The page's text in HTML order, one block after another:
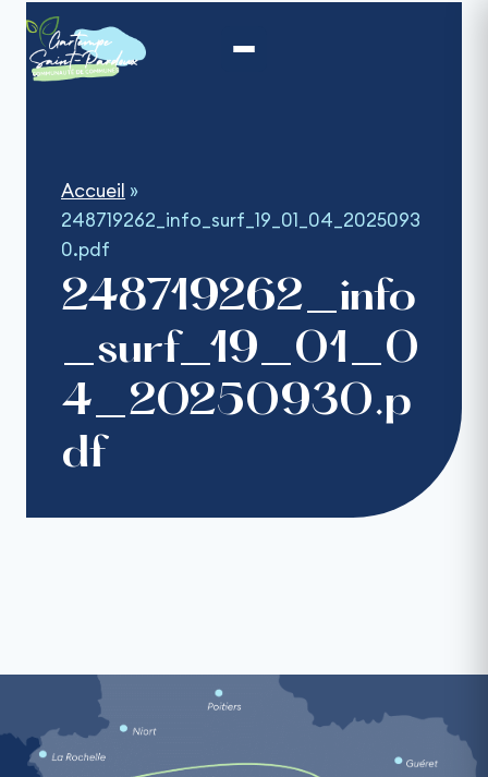
contenu
Accueil »
248719262_info_surf_19_01_04_2025093
0.pdf
248719262_info
_surf_19_01_0
4_20250930.p
df